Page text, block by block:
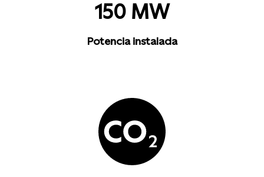
150 MW
Potencia instalada